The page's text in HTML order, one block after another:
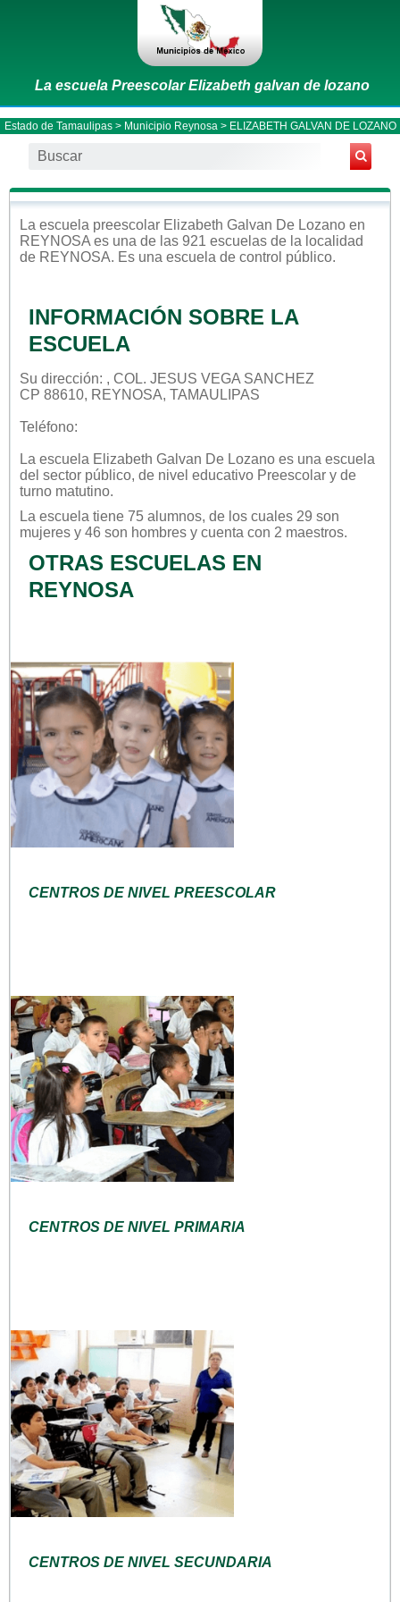
La escuela Preescolar Elizabeth galvan de lozano
Estado de Tamaulipas> Municipio Reynosa > ELIZABETH GALVAN DE LOZANO
La escuela preescolar Elizabeth Galvan De Lozano en
REYNOSA es una de las 921 escuelas de la localidad
de REYNOSA. Es una escuela de control público.
INFORMACIÓN SOBRE LA
ESCUELA
Su dirección: , COL. JESUS VEGA SANCHEZ
CP 88610, REYNOSA, TAMAULIPAS
Teléfono:
La escuela Elizabeth Galvan De Lozano es una escuela
del sector público, de nivel educativo Preescolar y de
turno matutino.
La escuela tiene 75 alumnos, de los cuales 29 son
mujeres y 46 son hombres y cuenta con 2 maestros.
OTRAS ESCUELAS EN
REYNOSA
CENTROS DE NIVEL PREESCOLAR
CENTROS DE NIVEL PRIMARIA
CENTROS DE NIVEL SECUNDARIA